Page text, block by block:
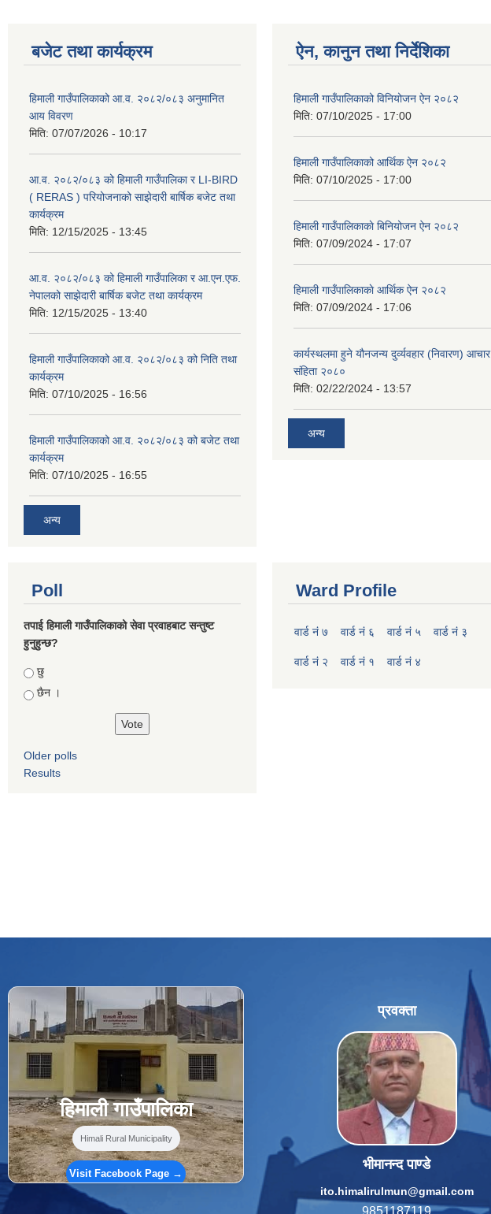
बजेट तथा कार्यक्रम
हिमाली गाउँपालिकाको आ.व. २०८२/०८३ अनुमानित
आय विवरण
मिति: 07/07/2026 - 10:17
आ.व. २०८२/०८३ को हिमाली गाउँपालिका र LI-BIRD
( RERAS ) परियोजनाको साझेदारी बार्षिक बजेट तथा
कार्यक्रम
मिति: 12/15/2025 - 13:45
आ.व. २०८२/०८३ को हिमाली गाउँपालिका र आ.एन.एफ.
नेपालको साझेदारी बार्षिक बजेट तथा कार्यक्रम
मिति: 12/15/2025 - 13:40
हिमाली गाउँपालिकाको आ.व. २०८२/०८३ को निति तथा
कार्यक्रम
मिति: 07/10/2025 - 16:56
हिमाली गाउँपालिकाको आ.व. २०८२/०८३ को बजेट तथा
कार्यक्रम
मिति: 07/10/2025 - 16:55
अन्य
ऐन, कानुन तथा निर्देशिका
हिमाली गाउँपालिकाको विनियोजन ऐन २०८२
मिति: 07/10/2025 - 17:00
हिमाली गाउँपालिकाको आर्थिक ऐन २०८२
मिति: 07/10/2025 - 17:00
हिमाली गाउँपालिकाकाे बिनियोजन ऐन २०८२
मिति: 07/09/2024 - 17:07
हिमाली गाउँपालिकाकाे आर्थिक ऐन २०८२
मिति: 07/09/2024 - 17:06
कार्यस्थलमा हुने यौनजन्य दुर्व्यवहार (निवारण) आचार
संहिता २०८०
मिति: 02/22/2024 - 13:57
अन्य
Poll
तपाई हिमाली गाउँपालिकाको सेवा प्रवाहबाट सन्तुष्ट
हुनुहुन्छ?
Choices
छु
छैन ।
Older polls
Results
Ward Profile
वार्ड नं ७ वार्ड नं ६ वार्ड नं ५ वार्ड नं ३
वार्ड नं २ वार्ड नं १ वार्ड नं ४
f Facebook ⋯
हिमाली गाउँपालिका
Himali Rural Municipality
Visit Facebook Page →
प्रवक्ता
भीमानन्द पाण्डे
ito.himalirulmun@gmail.com
9851187119